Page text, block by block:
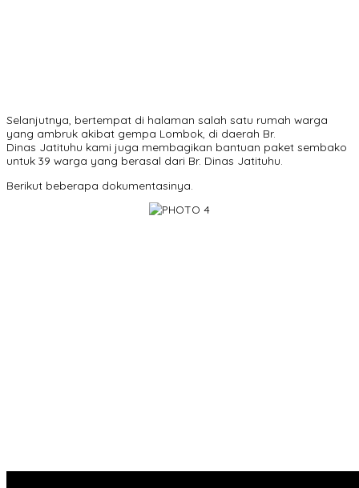
Selanjutnya, bertempat di halaman salah satu rumah warga
yang ambruk akibat gempa Lombok, di daerah Br.
Dinas Jatituhu kami juga membagikan bantuan paket sembako
untuk 39 warga yang berasal dari Br. Dinas Jatituhu.
Berikut beberapa dokumentasinya.